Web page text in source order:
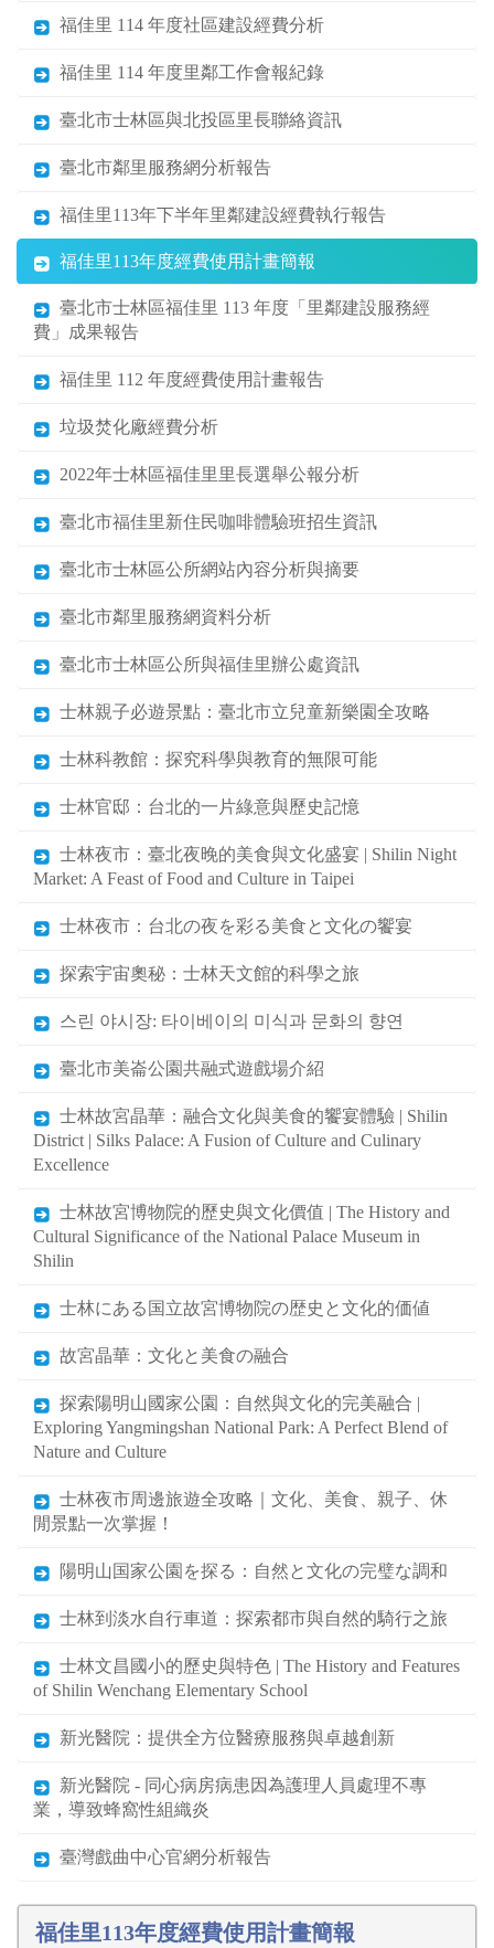
福佳里 114 年度社區建設經費分析
福佳里 114 年度里鄰工作會報紀錄
臺北市士林區與北投區里長聯絡資訊
臺北市鄰里服務網分析報告
福佳里113年下半年里鄰建設經費執行報告
福佳里113年度經費使用計畫簡報
臺北市士林區福佳里 113 年度「里鄰建設服務經
費」成果報告
福佳里 112 年度經費使用計畫報告
垃圾焚化廠經費分析
2022年士林區福佳里里長選舉公報分析
臺北市福佳里新住民咖啡體驗班招生資訊
臺北市士林區公所網站內容分析與摘要
臺北市鄰里服務網資料分析
臺北市士林區公所與福佳里辦公處資訊
士林親子必遊景點：臺北市立兒童新樂園全攻略
士林科教館：探究科學與教育的無限可能
士林官邸：台北的一片綠意與歷史記憶
士林夜市：臺北夜晚的美食與文化盛宴 | Shilin Night
Market: A Feast of Food and Culture in Taipei
士林夜市：台北の夜を彩る美食と文化の饗宴
探索宇宙奧秘：士林天文館的科學之旅
스린 야시장: 타이베이의 미식과 문화의 향연
臺北市美崙公園共融式遊戲場介紹
士林故宮晶華：融合文化與美食的饗宴體驗 | Shilin
District | Silks Palace: A Fusion of Culture and Culinary
Excellence
士林故宮博物院的歷史與文化價值 | The History and
Cultural Significance of the National Palace Museum in
Shilin
士林にある国立故宮博物院の歴史と文化的価値
故宮晶華：文化と美食の融合
探索陽明山國家公園：自然與文化的完美融合 |
Exploring Yangmingshan National Park: A Perfect Blend of
Nature and Culture
士林夜市周邊旅遊全攻略｜文化、美食、親子、休
閒景點一次掌握！
陽明山国家公園を探る：自然と文化の完璧な調和
士林到淡水自行車道：探索都市與自然的騎行之旅
士林文昌國小的歷史與特色 | The History and Features
of Shilin Wenchang Elementary School
新光醫院：提供全方位醫療服務與卓越創新
新光醫院 - 同心病房病患因為護理人員處理不專
業，導致蜂窩性組織炎
臺灣戲曲中心官網分析報告
福佳里113年度經費使用計畫簡報